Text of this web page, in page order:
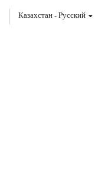
Казахстан-Pусский